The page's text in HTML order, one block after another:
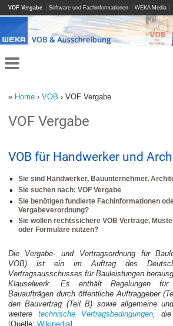
VOF Vergabe Software und Fachinformationen WEKA Media
» Home› VOB › VOF Vergabe
VOF Vergabe
VOB für Handwerker und
Sie sind Handwerker, Bauunternehmer,
Sie suchen nach: VOF Vergabe
Sie benötigen fundierte Fachinformationen
Vergabeverordnung?
Sie wollen rechtssichere VOB Verträge,
oder Formulare nutzen?
Die Vergabe- und Vertragsordnung für
VOB) ist ein im Auftrag des
Vertragsausschusses für Bauleistungen
Klauselwerk. Es enthält Regelungen
Bauaufträgen durch öffentliche Auftraggeber
den Bauvertrag (Teil B) sowie allgemeine
weitere technische Vertragsbedingungen ,
[Quelle: Wikipedia]